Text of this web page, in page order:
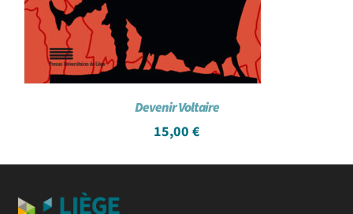
Devenir Voltaire
15,00 €